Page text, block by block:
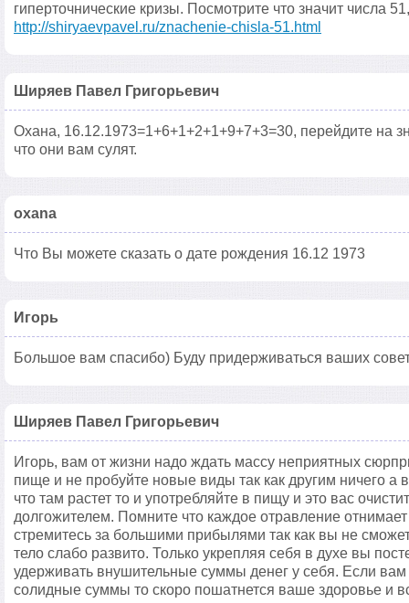
гиперточнические кризы. Посмотрите что значит числа
http://shiryaevpavel.ru/znachenie-chisla-51.html
Ширяев Павел Григорьевич
Охана, 16.12.1973=1+6+1+2+1+9+7+3=30, перейдите на
что они вам сулят.
oxana
Что Вы можете сказать о дате рождения 16.12 1973
Игорь
Большое вам спасибо) Буду придерживаться ваших
Ширяев Павел Григорьевич
Игорь, вам от жизни надо ждать массу неприятных
пище и не пробуйте новые виды так как другим ничего а
что там растет то и употребляйте в пищу и это вас
долгожителем. Помните что каждое отравление
стремитесь за большими прибылями так как вы не
тело слабо развито. Только укрепляя себя в духе вы
удерживать внушительные суммы денег у себя. Если вам
солидные суммы то скоро пошатнется ваше здоровье и